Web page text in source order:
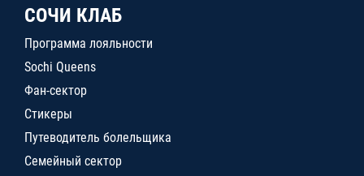
СОЧИ КЛАБ
Программа лояльности
Sochi Queens
Фан-сектор
Стикеры
Путеводитель болельщика
Семейный сектор